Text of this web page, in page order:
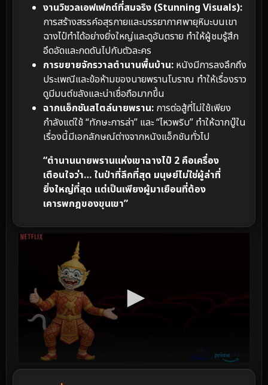
งานวิชวลเอฟเฟกต์ที่สมจริง (Stunning Visuals):
การสร้างสรรค์อสุรกายและบรรยากาศพายุหิมะบนเขา
ฉางไป๋ทำได้อย่างยิ่งใหญ่และดูอันตราย ทำให้ผู้ชมรู้สึก
อึดอัดและกดดันไปกับตัวละคร
การขยายจักรวาลตำนานพื้นบ้าน: หนังมีการลงลึกถึง
ประเพณีและข้อห้ามของนายพรานโบราณ ทำให้เรื่องราว
ดูมีมนต์ขลังและน่าเชื่อถือมากขึ้น
ฉากแอ็กชันสไตล์นายพราน: การต่อสู้ที่ไม่ใช้เพียง
กำลังแต่ใช้ “ทักษะการล่า” และ “ไหวพริบ” ทำให้ฉากบู๊ใน
เรื่องนี้มีเอกลักษณ์ต่างจากหนังแอ็กชันทั่วไป
“ตำนานนายพรานแห่งเขาฉางไป๋ 2 คือเครื่อง
เตือนใจว่า… ในป่าที่ลึกที่สุด มนุษย์ไม่ใช่ผู้ล่าที่
ยิ่งใหญ่ที่สุด แต่เป็นเพียงผู้มาเยือนที่ต้อง
เคารพกฎของขุนเขา”